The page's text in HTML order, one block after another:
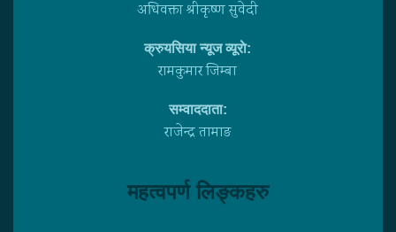
अधिवक्ता श्रीकृष्ण सुवेदी
क्रुयसिया न्यूज व्यूराे:
रामकुमार जिम्बा
सम्वाददाता:
राजेन्द्र तामाङ
महत्वपर्ण लिङ्कहरु